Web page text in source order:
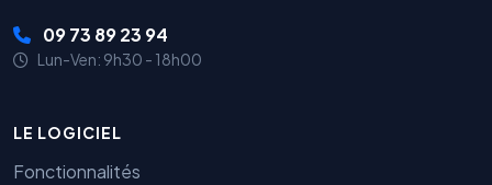
09 73 89 23 94
Lun-Ven: 9h30 - 18h00
LE LOGICIEL
Fonctionnalités